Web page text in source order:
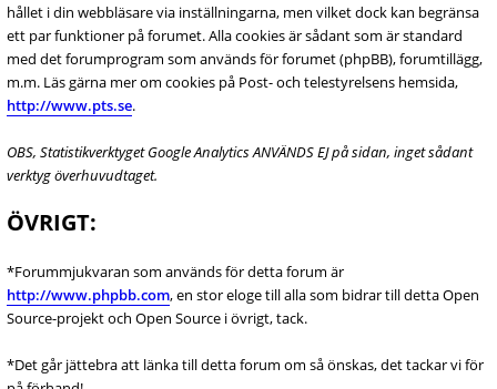
hållet i din webbläsare via inställningarna, men vilket dock kan begränsa
ett par funktioner på forumet. Alla cookies är sådant som är standard
med det forumprogram som används för forumet (phpBB), forumtillägg,
m.m. Läs gärna mer om cookies på Post- och telestyrelsens hemsida,
http://www.pts.se.
OBS, Statistikverktyget Google Analytics ANVÄNDS EJ på sidan, inget sådant
verktyg överhuvudtaget.
ÖVRIGT:
*Forummjukvaran som används för detta forum är
http://www.phpbb.com, en stor eloge till alla som bidrar till detta Open
Source-projekt och Open Source i övrigt, tack.
*Det går jättebra att länka till detta forum om så önskas, det tackar vi för